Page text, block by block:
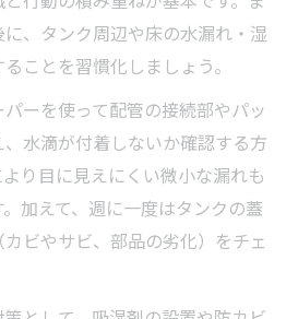
、タンク周辺や床の水漏れ・湿
ことを習慣化しましょう。
ーを使って配管の接続部やパッ
水滴が付着しないか確認する方
り目に見えにくい微小な漏れも
加えて、週に一度はタンクの蓋
ビやサビ、部品の劣化）をチェ